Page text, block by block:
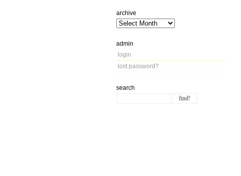
archive
admin
login
lost password?
search